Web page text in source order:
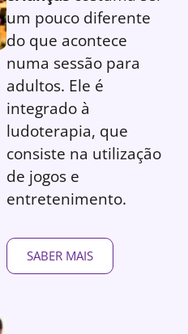
um pouco diferente
do que acontece
numa sessão para
adultos. Ele é
integrado à
ludoterapia, que
consiste na utilização
de jogos e
entretenimento.
SABER MAIS